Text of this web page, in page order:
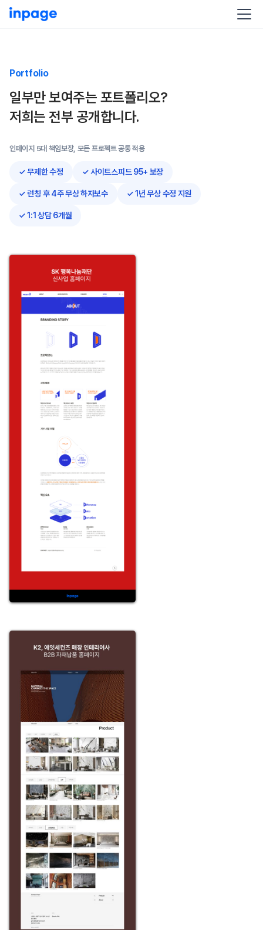
Portfolio
일부만 보여주는 포트폴리오?
저희는 전부 공개합니다.
인페이지 5대 책임보장, 모든 프로젝트 공통 적용
✓ 무제한 수정 ✓ 사이트스피드 95+ 보장
✓ 런칭 후 4주 무상 하자보수 ✓ 1년 무상 수정 지원
✓ 1:1 상담 6개월